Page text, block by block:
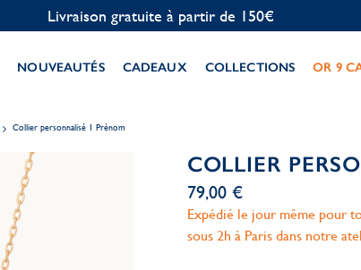
Personnalisation offerte
NOUVEAUTÉS CADEAUX COLLECTIONS OR 9
Collier personnalisé 1 Prénom
COLLIER
79,00 €
Expédié le jour même pour
sous 2h à Paris dans notre